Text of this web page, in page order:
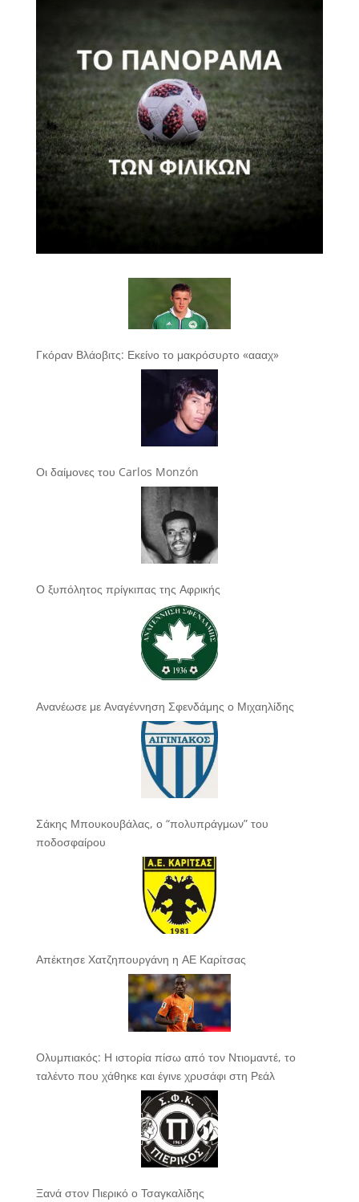
Γκόραν Βλάοβιτς: Εκείνο το μακρόσυρτο «αααχ»
Οι δαίμονες του Carlos Monzón
Ο ξυπόλητος πρίγκιπας της Αφρικής
Ανανέωσε με Αναγέννηση Σφενδάμης ο Μιχαηλίδης
Σάκης Μπουκουβάλας, ο “πολυπράγμων” του
ποδοσφαίρου
Απέκτησε Χατζηπουργάνη η ΑΕ Καρίτσας
Ολυμπιακός: Η ιστορία πίσω από τον Ντιομαντέ, το
ταλέντο που χάθηκε και έγινε χρυσάφι στη Ρεάλ
Ξανά στον Πιερικό ο Τσαγκαλίδης